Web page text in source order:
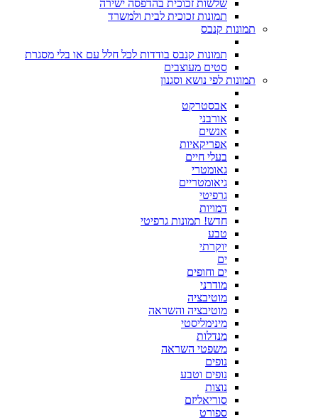
שלשות זכוכית בהדפסה ישירה
תמונות זכוכית לבית ולמשרד
תמונות קנבס
תמונות קנבס בודדות לכל חלל עם או בלי מסגרת
סטים מעוצבים
תמונות לפי נושא וסגנון
אבסטרקט
אורבני
אנשים
אפריקאיות
בעלי חיים
גאומטרי
גיאומטריים
גרפיטי
דמויות
חדש! תמונות גרפיטי
טבע
יוקרתי
ים
ים וחופים
מודרני
מוטיבציה
מוטיבציה והשראה
מינימליסטי
מנדלות
משפטי השראה
נופים
נופים וטבע
נוצות
סוריאליזם
ספורט